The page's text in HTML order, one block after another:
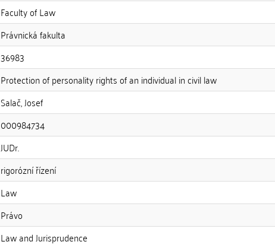
Faculty of Law
Právnická fakulta
36983
Protection of personality rights of an individual in civil law
Salač, Josef
000984734
JUDr.
rigorózní řízení
Law
Právo
Law and Jurisprudence